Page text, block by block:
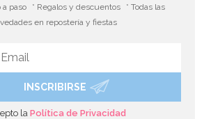
a paso * Regalos y descuentos
* Todas las
en repostería y fiestas
INSCRIBIRSE
laPolítica de Privacidad